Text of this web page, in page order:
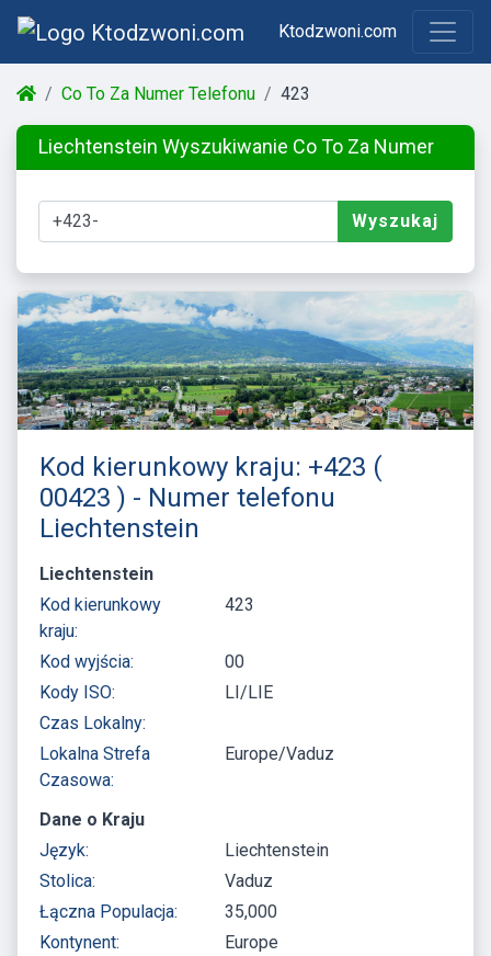
Ktodzwoni.com
Co To Za Numer Telefonu 423
Liechtenstein Wyszukiwanie Co To Za Numer
Wyszukaj
Kod kierunkowy kraju: +423 (
00423 ) - Numer telefonu
Liechtenstein
Liechtenstein
Kod kierunkowy
kraju:
423
Kod wyjścia:
00
Kody ISO:
LI/LIE
Czas Lokalny:
Lokalna Strefa
Czasowa:
Europe/Vaduz
Dane o Kraju
Język:
Liechtenstein
Stolica:
Vaduz
Łączna Populacja:
35,000
Kontynent:
Europe